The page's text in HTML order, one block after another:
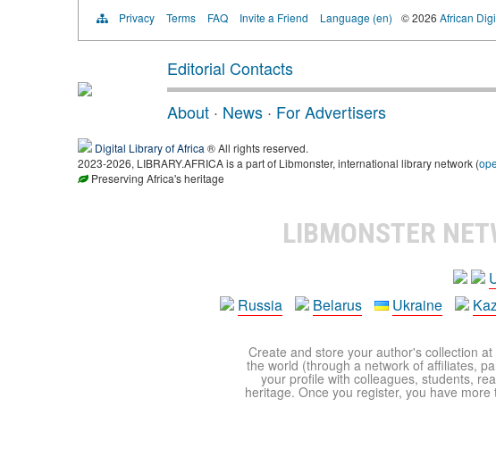
Privacy Terms FAQ Invite a Friend Language (en) © 2026 African
Editorial Contacts
About · News · For Advertisers
Digital Library of Africa ® All rights reserved.
2023-2026, LIBRARY.AFRICA is a part of Libmonster, international library network (
Preserving Africa's heritage
LIBMONSTER
Russia
Belarus Ukraine
Create and store your author's collection
the world (through a network of affiliates,
your profile with colleagues, students,
heritage. Once you register, you have